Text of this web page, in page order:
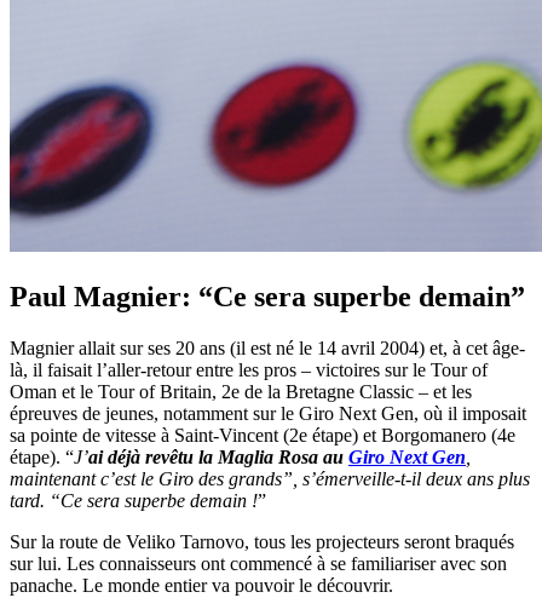
Paul Magnier: “Ce sera superbe demain”
Magnier allait sur ses 20 ans (il est né le 14 avril 2004) et, à cet âge-
là, il faisait l’aller-retour entre les pros – victoires sur le Tour of
Oman et le Tour of Britain, 2e de la Bretagne Classic – et les
épreuves de jeunes, notamment sur le Giro Next Gen, où il imposait
sa pointe de vitesse à Saint-Vincent (2e étape) et Borgomanero (4e
étape). “J’ai déjà revêtu la Maglia Rosa au Giro Next Gen
maintenant c’est le Giro des grands”, s’émerveille-t-il deux ans plus
tard. “Ce sera superbe demain !”
Sur la route de Veliko Tarnovo, tous les projecteurs seront braqués
sur lui. Les connaisseurs ont commencé à se familiariser avec son
panache. Le monde entier va pouvoir le découvrir.